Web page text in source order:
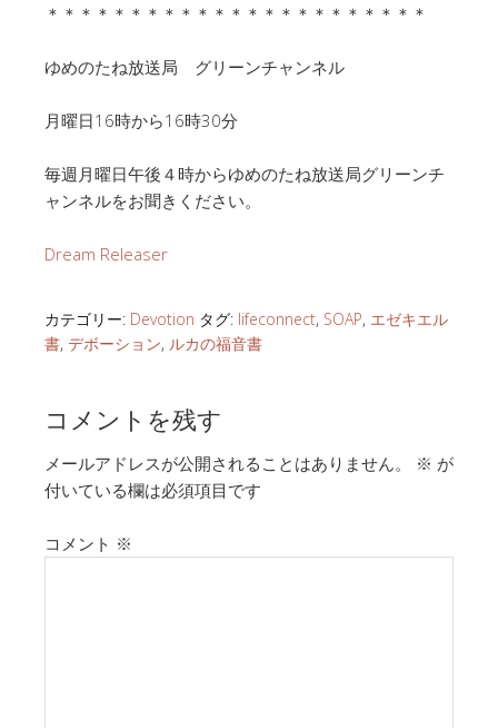
＊＊＊＊＊＊＊＊＊＊＊＊＊＊＊＊＊＊＊＊＊＊＊
ゆめのたね放送局 グリーンチャンネル
月曜日16時から16時30分
毎週月曜日午後４時からゆめのたね放送局グリーンチ
ャンネルをお聞きください。
Dream Releaser
カテゴリー: Devotion タグ: lifeconnect, SOAP, エゼキエル
書, デボーション, ルカの福音書
コメントを残す
メールアドレスが公開されることはありません。 ※ が
付いている欄は必須項目です
コメント ※